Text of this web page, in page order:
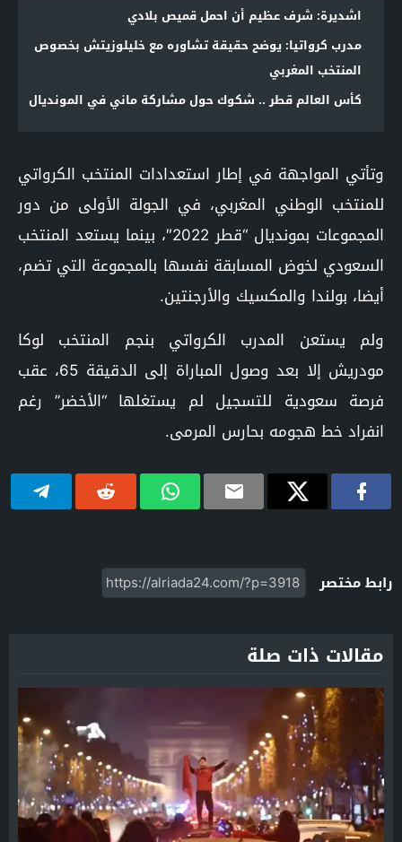
اشديرة: شرف عظيم أن احمل قميص بلادي
مدرب كرواتيا: يوضح حقيقة تشاوره مع خليلوزيتش بخصوص
المنتخب المغربي
كأس العالم قطر .. شكوك حول مشاركة ماني في المونديال
وتأتي المواجهة في إطار استعدادات المنتخب الكرواتي
للمنتخب الوطني المغربي، في الجولة الأولى من دور
المجموعات بمونديال “قطر 2022″، بينما يستعد المنتخب
السعودي لخوض المسابقة نفسها بالمجموعة التي تضم،
أيضا، بولندا والمكسيك والأرجنتين.
ولم يستعن المدرب الكرواتي بنجم المنتخب لوكا
مودريش إلا بعد وصول المباراة إلى الدقيقة 65، عقب
فرصة سعودية للتسجيل لم يستغلها “الأخضر” رغم
انفراد خط هجومه بحارس المرمى.
رابط مختصر
مقالات ذات صلة